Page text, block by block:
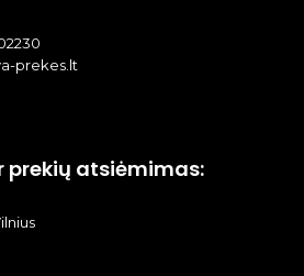
prekes.lt
prekių atsiėmimas: